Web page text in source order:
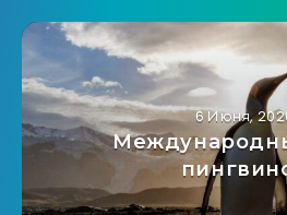
6 Июня,